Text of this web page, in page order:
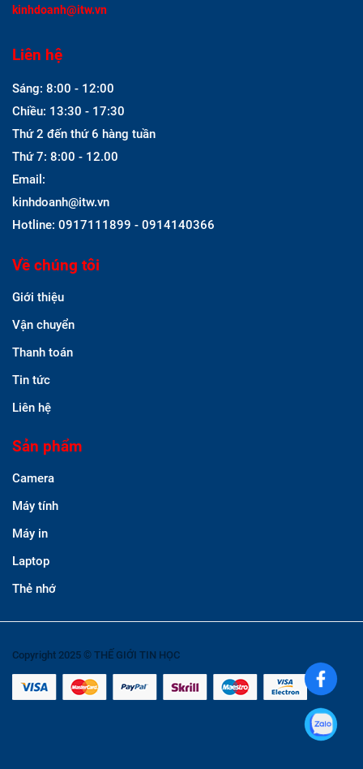
kinhdoanh@itw.vn
Liên hệ
Sáng: 8:00 - 12:00
Chiều: 13:30 - 17:30
Thứ 2 đến thứ 6 hàng tuần
Thứ 7: 8:00 - 12.00
Email:
kinhdoanh@itw.vn
Hotline: 0917111899 - 0914140366
Về chúng tôi
Giới thiệu
Vận chuyển
Thanh toán
Tin tức
Liên hệ
Sản phẩm
Camera
Máy tính
Máy in
Laptop
Thẻ nhớ
Copyright 2025 © THẾ GIỚI TIN HỌC